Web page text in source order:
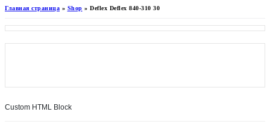
Главная страница » Shop » Deflex Deflex 840-310 30
Custom HTML Block